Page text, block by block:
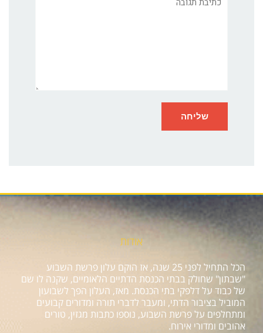
אודות
הכל התחיל לפני 25 שנה, אז הוקם עלון פרשת השבוע
"שבתון" שחולק בבתי הכנסת הדתיים הלאומיים, שקנה לו שם
של כבוד על דלפקי בתי הכנסת. מאז, העלון הפך לשבועון
המוביל בציבור הדתי, ומעבר לדברי תורה ומדורים קבועים
ומתחלפים על פרשת השבוע, נוספו כתבות מגזין, טורים
אהובים ומדורי אירוח.